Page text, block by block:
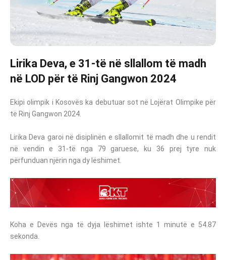
Lirika Deva, e 31-të në sllallom të madh
në LOD për të Rinj Gangwon 2024
Ekipi olimpik i Kosovës ka debutuar sot në Lojërat Olimpike për
të Rinj Gangwon 2024.
Lirika Deva garoi në disiplinën e sllallomit të madh dhe u rendit
në vendin e 31-të nga 79 garuese, ku 36 prej tyre nuk
përfunduan njërin nga dy lëshimet.
Koha e Devës nga të dyja lëshimet ishte 1 minutë e 54.87
sekonda.